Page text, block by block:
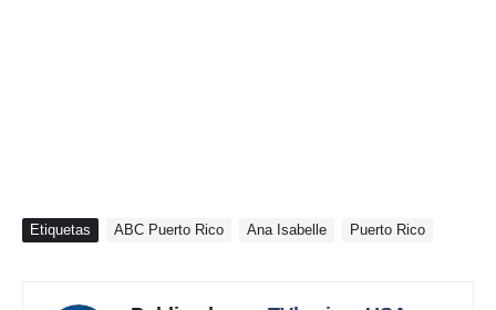
Etiquetas ABC Puerto Rico Ana Isabelle Puerto Rico